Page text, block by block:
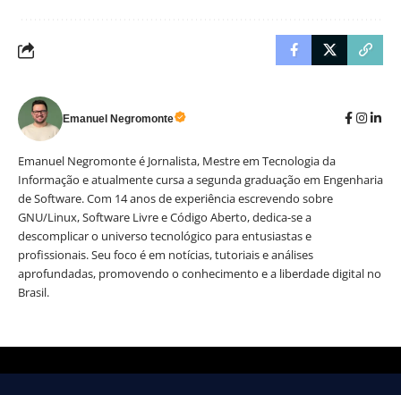
Emanuel Negromonte
Emanuel Negromonte é Jornalista, Mestre em Tecnologia da
Informação e atualmente cursa a segunda graduação em Engenharia
de Software. Com 14 anos de experiência escrevendo sobre
GNU/Linux, Software Livre e Código Aberto, dedica-se a
descomplicar o universo tecnológico para entusiastas e
profissionais. Seu foco é em notícias, tutoriais e análises
aprofundadas, promovendo o conhecimento e a liberdade digital no
Brasil.